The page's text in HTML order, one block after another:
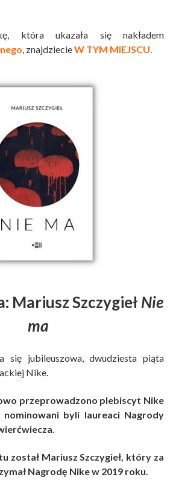
która ukazała się nakładem
, znajdziecieW TYM MIEJSCU.
Mariusz SzczygiełNie
ma
się jubileuszowa, dwudziesta piąta
Nike.
przeprowadzono plebiscyt Nike
byli laureaci Nagrody
został Mariusz Szczygieł, który za
Nagrodę Nike w 2019 roku.